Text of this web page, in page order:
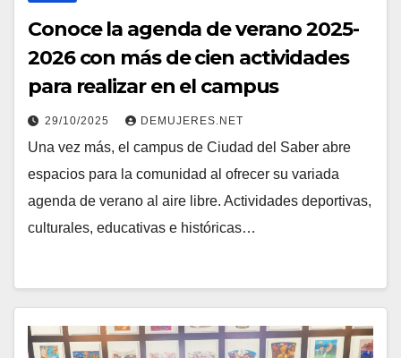
Conoce la agenda de verano 2025-
2026 con más de cien actividades
para realizar en el campus
29/10/2025 DEMUJERES.NET
Una vez más, el campus de Ciudad del Saber abre
espacios para la comunidad al ofrecer su variada
agenda de verano al aire libre. Actividades deportivas,
culturales, educativas e históricas…